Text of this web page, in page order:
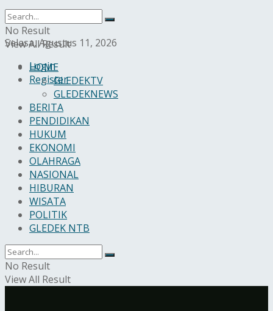
Selasa, Agustus 11, 2026
Login
Register
No Result
View All Result
HOME
GLEDEKTV
GLEDEKNEWS
BERITA
PENDIDIKAN
HUKUM
EKONOMI
OLAHRAGA
NASIONAL
HIBURAN
WISATA
POLITIK
GLEDEK NTB
No Result
View All Result